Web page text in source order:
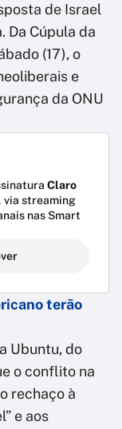
de Israel
Da Cúpula da
(17), o
e
da ONU
Claro
via streaming
nas Smart
terão
Ubuntu, do
o conflito na
rechaço à
e aos